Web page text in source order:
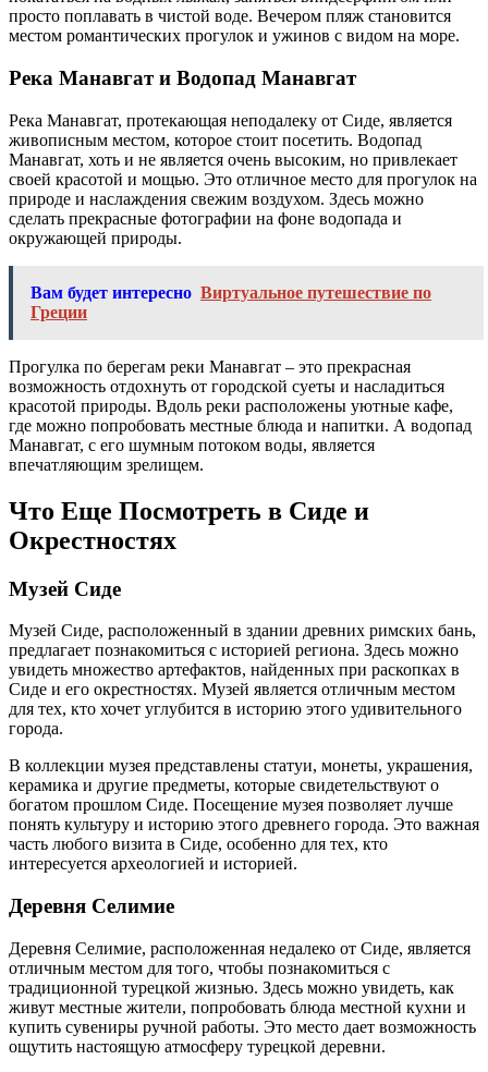
просто поплавать в чистой воде. Вечером пляж становится
местом романтических прогулок и ужинов с видом на море.
Река Манавгат и Водопад Манавгат
Река Манавгат, протекающая неподалеку от Сиде, является
живописным местом, которое стоит посетить. Водопад
Манавгат, хоть и не является очень высоким, но привлекает
своей красотой и мощью. Это отличное место для прогулок на
природе и наслаждения свежим воздухом. Здесь можно
сделать прекрасные фотографии на фоне водопада и
окружающей природы.
Вам будет интересно Виртуальное путешествие по
Греции
Прогулка по берегам реки Манавгат – это прекрасная
возможность отдохнуть от городской суеты и насладиться
красотой природы. Вдоль реки расположены уютные кафе,
где можно попробовать местные блюда и напитки. А водопад
Манавгат, с его шумным потоком воды, является
впечатляющим зрелищем.
Что Еще Посмотреть в Сиде и
Окрестностях
Музей Сиде
Музей Сиде, расположенный в здании древних римских бань,
предлагает познакомиться с историей региона. Здесь можно
увидеть множество артефактов, найденных при раскопках в
Сиде и его окрестностях. Музей является отличным местом
для тех, кто хочет углубится в историю этого удивительного
города.
В коллекции музея представлены статуи, монеты, украшения,
керамика и другие предметы, которые свидетельствуют о
богатом прошлом Сиде. Посещение музея позволяет лучше
понять культуру и историю этого древнего города. Это важная
часть любого визита в Сиде, особенно для тех, кто
интересуется археологией и историей.
Деревня Селимие
Деревня Селимие, расположенная недалеко от Сиде, является
отличным местом для того, чтобы познакомиться с
традиционной турецкой жизнью. Здесь можно увидеть, как
живут местные жители, попробовать блюда местной кухни и
купить сувениры ручной работы. Это место дает возможность
ощутить настоящую атмосферу турецкой деревни.